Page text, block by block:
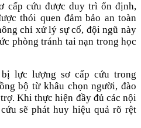
cấp cứu được duy trì ổn định,
thói quen đảm bảo an toàn
chỉ xử lý sự cố, đội ngũ này
phòng tránh tai nạn trong học
lực lượng sơ cấp cứu trong
bộ từ khâu chọn người, đào
Khi thực hiện đầy đủ các nội
sẽ phát huy hiệu quả rõ rệt